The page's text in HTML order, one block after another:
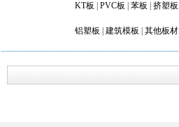
KT板 PVC板 苯板 挤塑板
铝塑板 建筑模板 其他板材